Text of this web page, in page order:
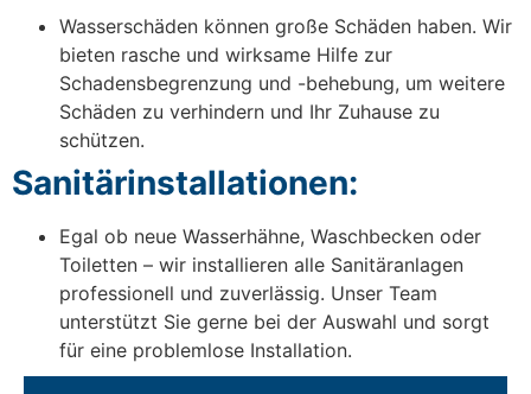
Wasserschäden können große Schäden haben. Wir
bieten rasche und wirksame Hilfe zur
Schadensbegrenzung und -behebung, um weitere
Schäden zu verhindern und Ihr Zuhause zu
schützen.
Sanitärinstallationen:
Egal ob neue Wasserhähne, Waschbecken oder
Toiletten – wir installieren alle Sanitäranlagen
professionell und zuverlässig. Unser Team
unterstützt Sie gerne bei der Auswahl und sorgt
für eine problemlose Installation.